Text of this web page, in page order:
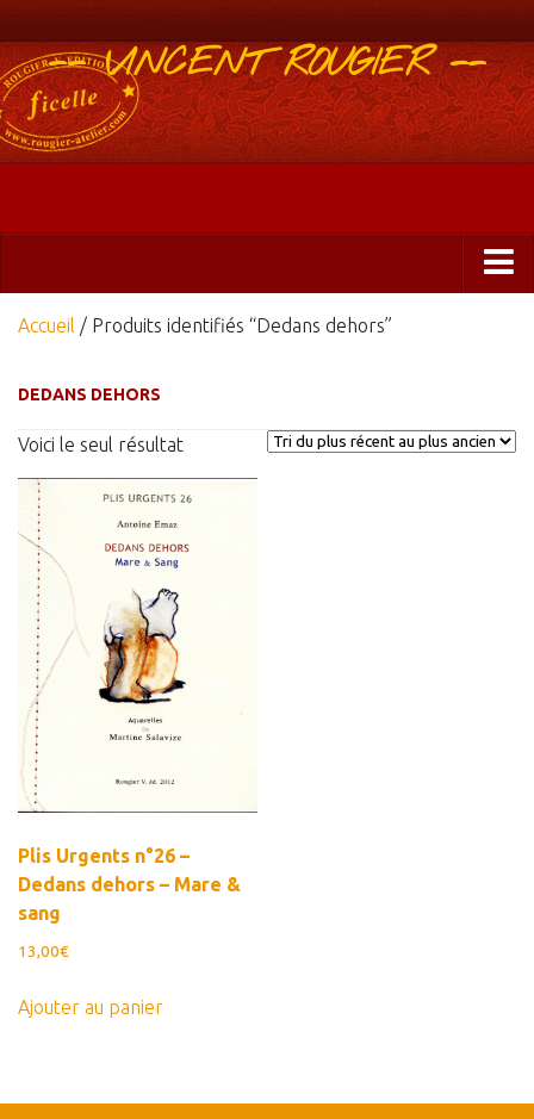
-- VINCENT ROUGIER --
Boutique
Éditions
ficelle&PlisUrgents
Ficelle Partagée
Estampes
Livres d’artiste
Ficelle noire
Auteurs
Beaux-Arts
Dessins
Les froissés, les plissés
Installations
L’actualité
Mon Compte
Panier
Accueil / Produits identifiés “Dedans dehors”
DEDANS DEHORS
Voici le seul résultat
Plis Urgents n°26 –
Dedans dehors – Mare &
sang
13,00€
Ajouter au panier